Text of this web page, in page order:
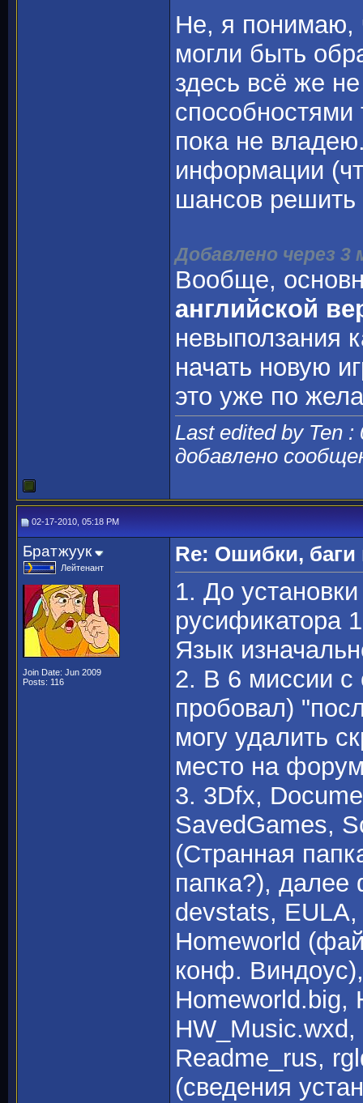
Не, я понимаю,
могли быть
здесь всё же
пока не
информации
шансов решить
Добавлено через
Вообще,
английской
невыползания
начать новую
это уже по
Last edited by Ten
добавлено
02-17-2010, 05:18 PM
Братжуук
Лейтенант
Join Date: Jun 2009
Posts: 116
Re: Ошибки,
1. До
русификатора
Язык
2. В 6 миссии с
пробовал)
могу удалить
место на
3. 3Dfx,
SavedGames,
(Странная
папка?),
devstats,
Homeworld
конф.
Homeworld.big,
Readme_rus,
(сведения